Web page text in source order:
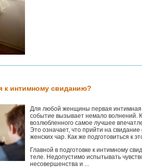
к интимному свиданию?
Для любой женщины первая
событие вызывает немало волнений.
возлюбленного самое лучшее
Это означает, что прийти на
женских чар. Как же подготовиться к
Главной в подготовке к интимному
теле. Недопустимо испытывать
несовершенства и ...